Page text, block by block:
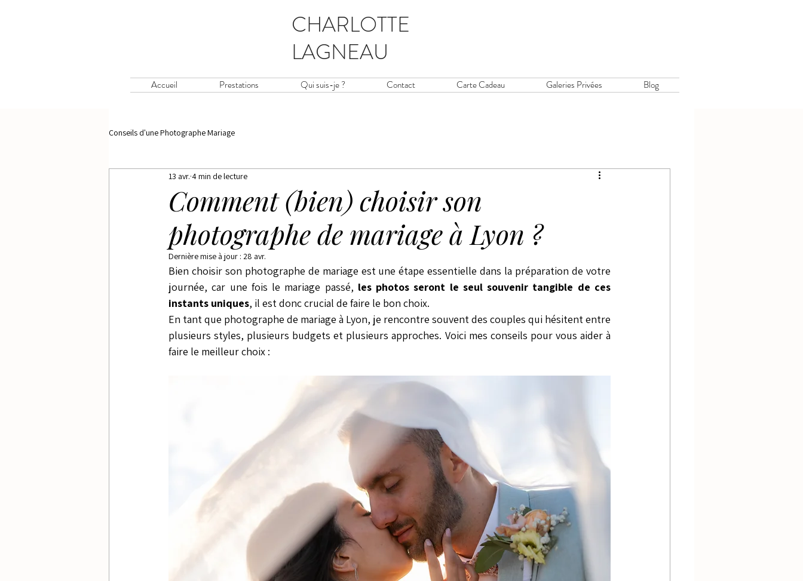
C​HARLOTTE
LAGNEAU
Accueil Prestations Qui suis-je ? Contact Carte Cadeau Galeries Privées Blog
Conseils d'une Photographe Mariage
Comment (bien) choisir son
photographe de mariage à Lyon ?
13 avr. 4 min de lecture
Dernière mise à jour : 28 avr.
Bien choisir son photographe de mariage est une étape essentielle dans la préparation de votre
journée, car une fois le mariage passé, les photos seront le seul souvenir tangible de ces
instants uniques, il est donc crucial de faire le bon choix.
En tant que photographe de mariage à Lyon, je rencontre souvent des couples qui hésitent entre
plusieurs styles, plusieurs budgets et plusieurs approches. Voici mes conseils pour vous aider à
faire le meilleur choix :